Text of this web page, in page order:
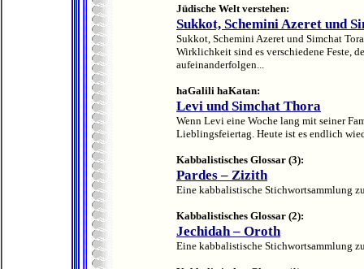
Jüdische Welt verstehen:
Sukkot, Schemini Azeret und
Sukkot, Schemini Azeret und Simchat
Wirklichkeit sind es verschiedene Feste,
aufeinanderfolgen...
haGalili haKatan:
Levi und Simchat Thora
Wenn Levi eine Woche lang mit seiner
Lieblingsfeiertag. Heute ist es endlich
Kabbalistisches Glossar (3):
Pardes – Zizith
Eine kabbalistische Stichwortsammlung
Kabbalistisches Glossar (2):
Jechidah – Oroth
Eine kabbalistische Stichwortsammlung